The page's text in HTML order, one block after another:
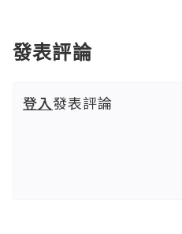
發表評論
登入發表評論